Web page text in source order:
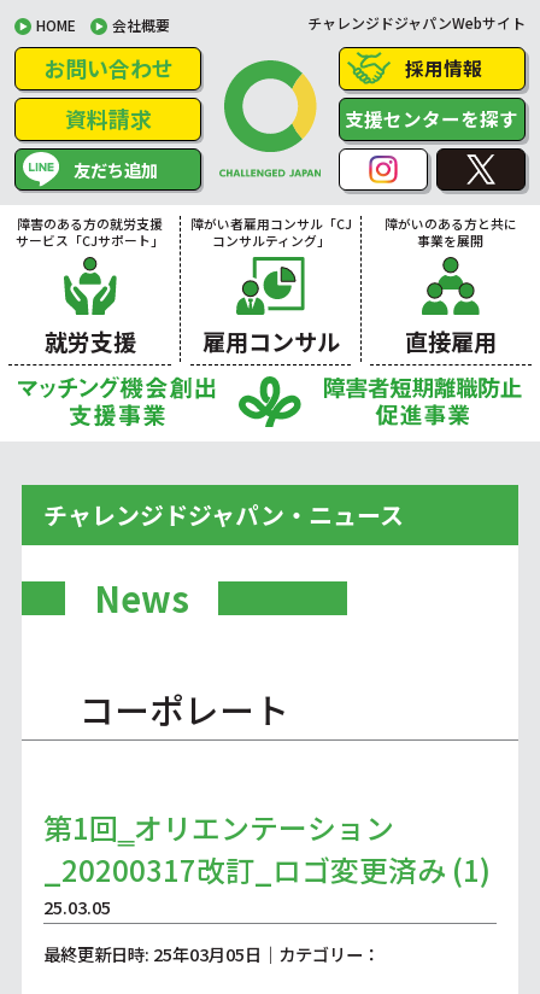
HOME 会社概要 チャレンジドジャパンWebサイト
お問い合わせ
資料請求
友だち追加
採用情報
支援センターを探す
障害のある方の就労支援
サービス「CJサポート」
就労支援
障がい者雇用コンサル「CJ
コンサルティング」
雇用コンサル
障がいのある方と共に
事業を展開
直接雇用
チャレンジドジャパン・ニュース
News
コーポレート
第1回‗オリエンテーション
_20200317改訂_ロゴ変更済み (1)
25.03.05
最終更新日時: 25年03月05日｜カテゴリー：